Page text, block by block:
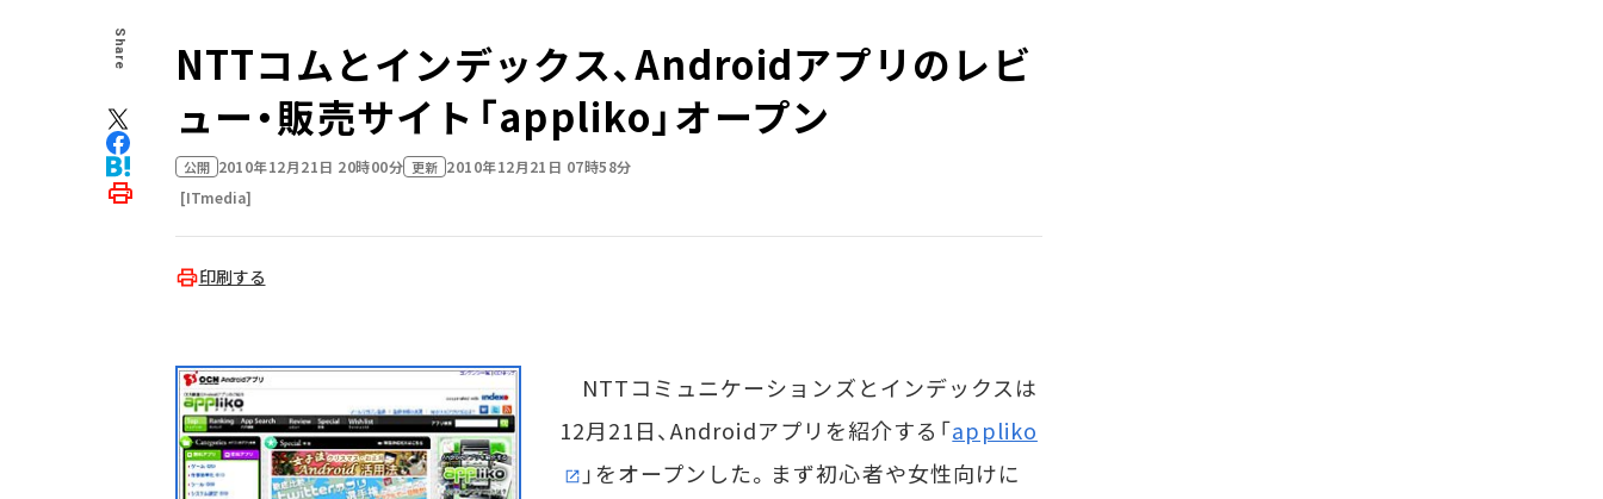
Share
NTTコムとインデックス、Androidアプリのレビ
ュー・販売サイト「appliko」オープン
公開 2010年12月21日 20時00分 更新 2010年12月21日 07時58分
[ITmedia]
印刷する
NTTコミュニケーションズとインデックスは
12月21日、Androidアプリを紹介する「appliko
」をオープンした。まず初心者や女性向けに